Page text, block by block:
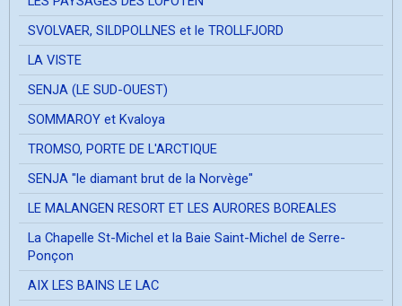
SVOLVAER, SILDPOLLNES et le TROLLFJORD
LA VISTE
SENJA (LE SUD-OUEST)
SOMMAROY et Kvaloya
TROMSO, PORTE DE L'ARCTIQUE
SENJA "le diamant brut de la Norvège"
LE MALANGEN RESORT ET LES AURORES BOREALES
La Chapelle St-Michel et la Baie Saint-Michel de Serre-
Ponçon
AIX LES BAINS LE LAC